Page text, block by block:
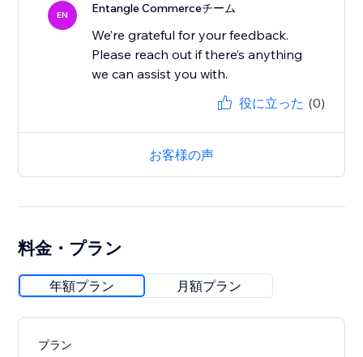
EN Entangle Commerceチーム
We’re grateful for your feedback.
Please reach out if there’s anything
役に立った (0)
お客様の声
料金・プラン
年額プラン 月額プラン
プラン